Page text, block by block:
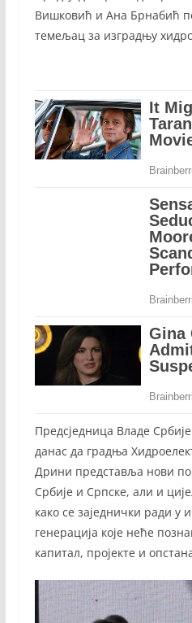
Вишковић и Ана Брнабић
темељац за изградњу
Предсједница Владе
данас да градња
Дрини представља нови
Србије и Српске, али и
како се заједнички ради у
генерација које неће
капитал, пројекте и